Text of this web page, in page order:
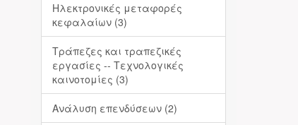
Ηλεκτρονικές μεταφορές
κεφαλαίων (3)
Τράπεζες και τραπεζικές
εργασίες -- Τεχνολογικές
καινοτομίες (3)
Ανάλυση επενδύσεων (2)